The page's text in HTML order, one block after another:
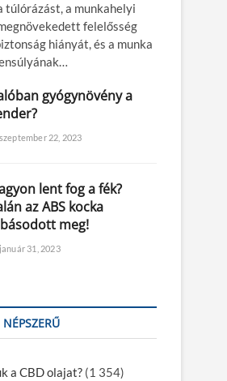
túlórázást, a munkahelyi
felelősség
hiányát, és a munka
gyógynövény a
szeptember 22, 2023
lent fog a fék?
az ABS kocka
meg!
január 31, 2023
NÉPSZERŰ
a CBD olajat? (1 354)